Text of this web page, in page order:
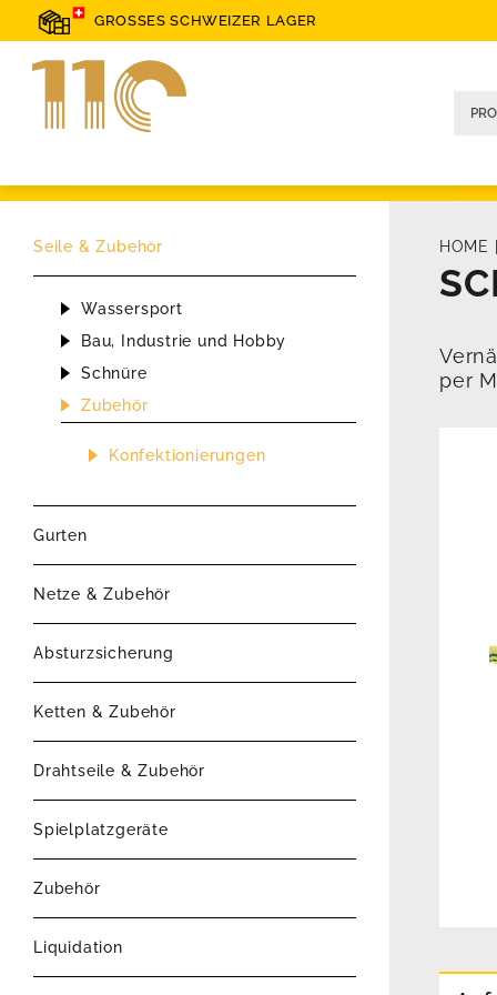
GROSSES SCHWEIZER LAGER
Seile & Zubehör
Wassersport
Bau, Industrie und Hobby
Schnüre
Zubehör
Konfektionierungen
Gurten
Netze & Zubehör
Absturzsicherung
Ketten & Zubehör
Drahtseile & Zubehör
Spielplatzgeräte
Zubehör
Liquidation
HOME
per